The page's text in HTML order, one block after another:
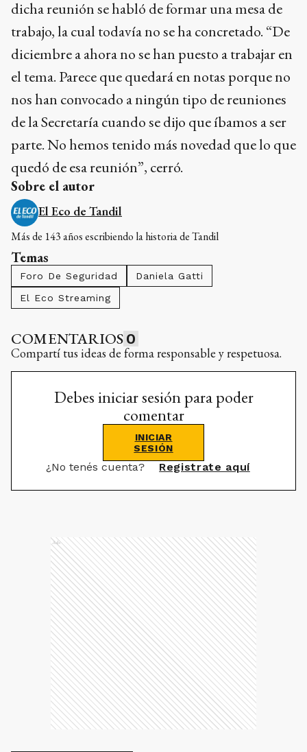
dicha reunión se habló de formar una mesa de
trabajo, la cual todavía no se ha concretado. “De
diciembre a ahora no se han puesto a trabajar en
el tema. Parece que quedará en notas porque no
nos han convocado a ningún tipo de reuniones
de la Secretaría cuando se dijo que íbamos a ser
parte. No hemos tenido más novedad que lo que
quedó de esa reunión”, cerró.
Sobre el autor
El Eco de Tandil
Más de 143 años escribiendo la historia de Tandil
Temas
Foro De Seguridad
Daniela Gatti
El Eco Streaming
COMENTARIOS 0
Compartí tus ideas de forma responsable y respetuosa.
Debes iniciar sesión para poder
comentar
INICIAR
SESIÓN
¿No tenés cuenta? Registrate aquí
Ads